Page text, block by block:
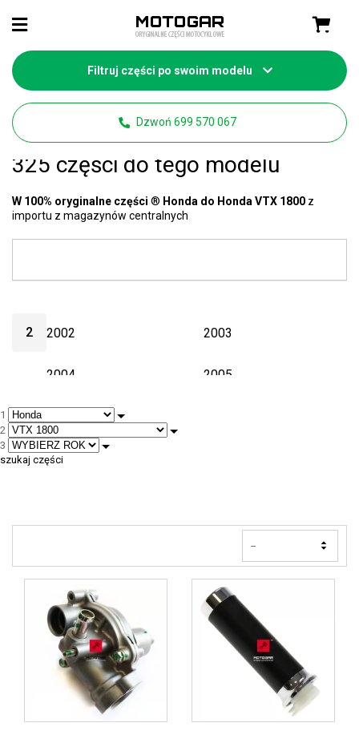
Filtruj części po swoim modelu
Dzwoń 699 570 067
Strona główna Części motocyklowe Honda
Honda VTX 1800 części- mamy
325 części do tego modelu
W 100% oryginalne części ® Honda do Honda VTX 1800 z
importu z magazynów centralnych
1
2
3
szukaj części
2 2002 2003
2004 2005
2008
--